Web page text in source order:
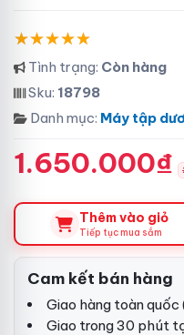
Tình trạng: Còn hàng
Sku: 18798
Danh mục: Máy tập
1.650.000₫
Thêm vào giỏ
Tiếp tục mua sắm
Cam kết bán hàng
Giao hàng toàn
Giao trong 30 phút